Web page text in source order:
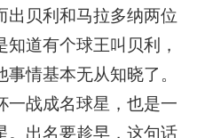
出贝利和马拉多纳两位
道有个球王叫贝利，
情基本无从知晓了。
一战成名球星，也是一
。出名要趁早，这句话